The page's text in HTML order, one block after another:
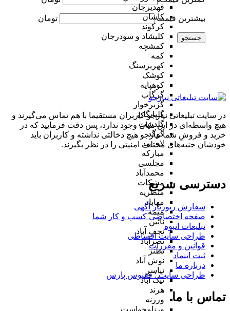
قهدیرجان
کاشان
کرکوند
کلیشاد و سودرجان
کمشچه
کمه
کهریزسنگ
کوشک
کوهپایه
گرگاب
گزبرخوار
گلپایگان
گلدشت
گوگد
لای بید
مبارکه
مجلسی
محمدآباد
مشکات
منظریه
مهاباد
میمه
نائین
نجف آباد
نصرآباد
نطنز
نوش آباد
نیاسر
نیک آباد
هرند
ورزنه
بیشترین قیمت تومان
جستجو
در سایت تبلیغاتی نیازجو کاربران مستقیما با هم تماس می‌گیرند و
هیچ واسطه‌ای در این میان وجود ندارد، پس دقت فرمایید که در
خرید و فروشِ شما نیازجو هیچ دخالتی نداشته و کاربران باید
خودشان جنبه‌های مختلف امنیتی را در نظر بگیرند.
دسترسی سریع
سفارش رپورتاژ آگهی
صفحه اختصاصی کسب و کار شما
تبلیغات انبوه
طراحی سایت اقساطی
قوانین و مقررات
ثبت اینماد
درباره ما
طراحی سایت : ققنوس پارس
تماس با ما